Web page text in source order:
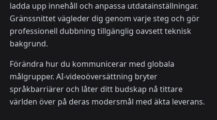
ladda upp innehåll och anpassa utdatainställningar.
Gränssnittet vägleder dig genom varje steg och gör
professionell dubbning tillgänglig oavsett teknisk
bakgrund.
Förändra hur du kommunicerar med globala
målgrupper. AI-videoöversättning bryter
språkbarriärer och låter ditt budskap nå tittare
världen över på deras modersmål med äkta leverans.